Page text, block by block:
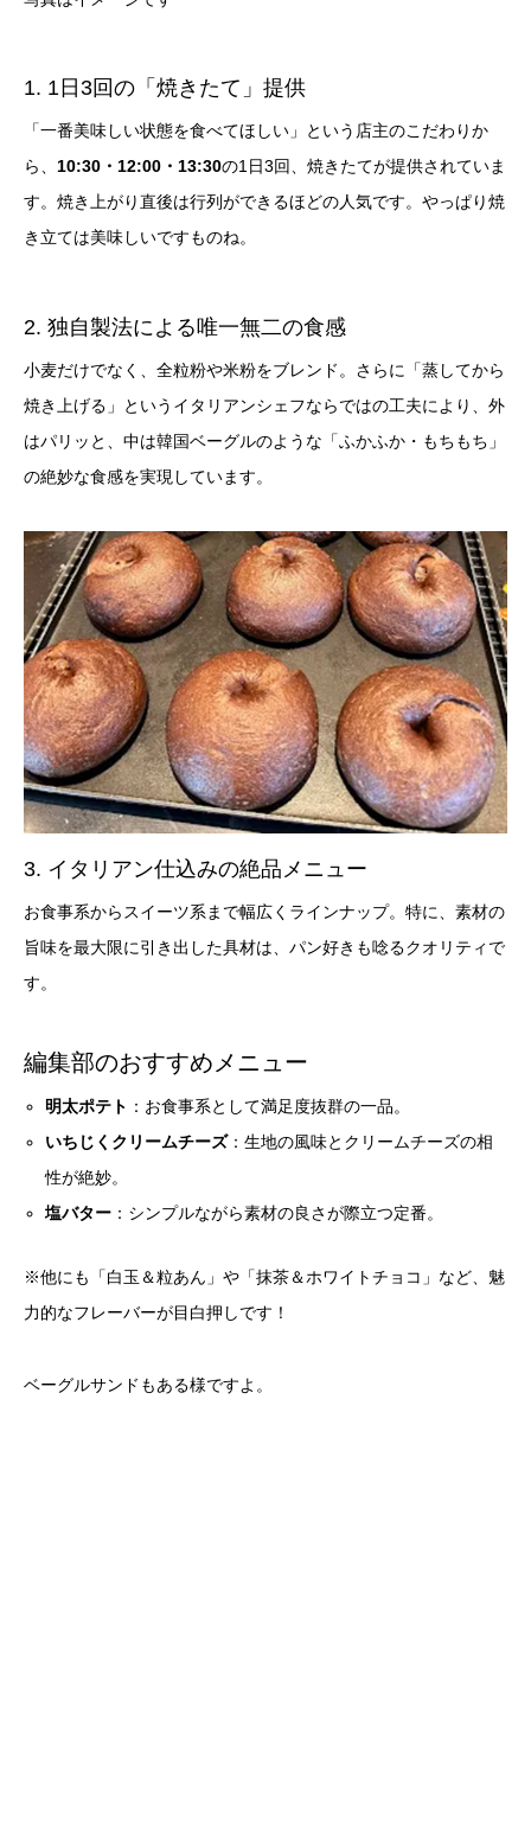
1. 1日3回の「焼きたて」提供
「一番美味しい状態を食べてほしい」という店主のこだわりか
ら、 10:30・12:00・13:30の1日3回、焼きたてが提供されていま
す。焼き上がり直後は行列ができるほどの人気です。やっぱり焼
き立ては美味しいですものね。
2. 独自製法による唯一無二の食感
小麦だけでなく、全粒粉や米粉をブレンド。さらに「蒸してから
焼き上げる」というイタリアンシェフならではの工夫により、外
はパリッと、中は韓国ベーグルのような「ふかふか・もちもち」
の絶妙な食感を実現しています。
3. イタリアン仕込みの絶品メニュー
お食事系からスイーツ系まで幅広くラインナップ。特に、素材の
旨味を最大限に引き出した具材は、パン好きも唸るクオリティで
す。
編集部のおすすめメニュー
明太ポテト ：お食事系として満足度抜群の一品。
いちじくクリームチーズ：生地の風味とクリームチーズの相
性が絶妙。
塩バター ：シンプルながら素材の良さが際立つ定番。
※他にも「白玉＆粒あん」や「抹茶＆ホワイトチョコ」など、魅
力的なフレーバーが目白押しです！
ベーグルサンドもある様ですよ。